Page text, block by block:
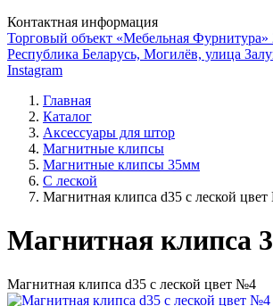
Контактная информация
Торговый объект «Мебельная Фурнитура»
Республика Беларусь, Могилёв, улица
Instagram
Главная
Каталог
Аксессуары для штор
Магнитные клипсы
Магнитные клипсы 35мм
С леской
Магнитная клипса d35 с леской
Магнитная клипса
Магнитная клипса d35 с леской цвет №4